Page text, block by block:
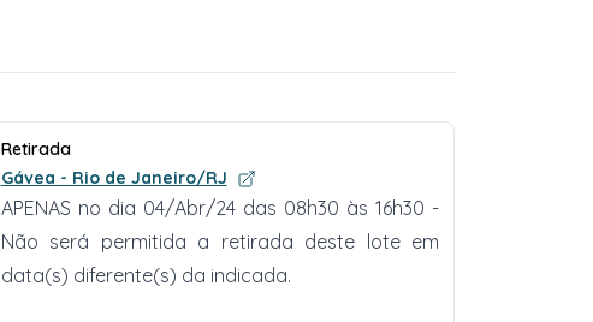
Retirada
Gávea - Rio de Janeiro/RJ
APENAS no dia 04/Abr/24 das 08h30 às 16h30 -
Não será permitida a retirada deste lote em
data(s) diferente(s) da indicada.